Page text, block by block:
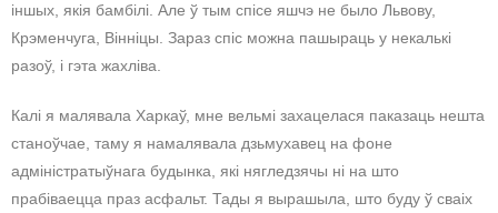
іншых, якія бамбілі. Але ў тым спісе яшчэ не было Львову,
Крэменчуга, Вінніцы. Зараз спіс можна пашыраць у некалькі
разоў, і гэта жахліва.
Калі я малявала Харкаў, мне вельмі захацелася паказаць нешта
станоўчае, таму я намалявала дзьмухавец на фоне
адміністратыўнага будынка, які нягледзячы ні на што
прабіваецца праз асфальт. Тады я вырашыла, што буду ў сваіх